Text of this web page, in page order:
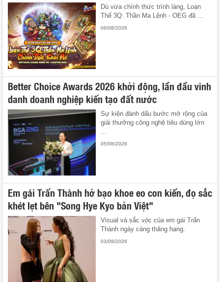
Dù vừa chính thức trình làng, Loạn
Thế 3Q: Thần Ma Lệnh - OEG đã ...
06/08/2026
Better Choice Awards 2026 khởi động, lần đầu vinh
danh doanh nghiệp kiến tạo đất nước
Sự kiện đánh dấu bước mở rộng của
giải thưởng công nghệ tiêu dùng lớn
05/08/2026
Em gái Trấn Thành hở bạo khoe eo con kiến, đọ sắc
khét lẹt bên "Song Hye Kyo bản Việt"
Visual và sắc vóc của em gái Trấn
Thành ngày càng thăng hạng.
03/08/2026